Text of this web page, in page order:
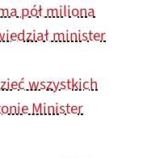
pół miliona
minister
wszystkich
Minister